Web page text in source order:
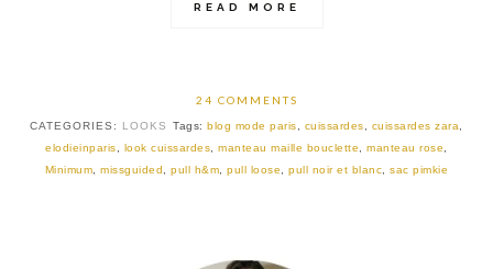
READ MORE
24 COMMENTS
CATEGORIES: LOOKS Tags:blog mode paris, cuissardes, cuissardes zara,
elodieinparis, look cuissardes,manteau maille bouclette,manteau rose,
Minimum,missguided,pull h&m,pull loose,pull noir et blanc,sac pimkie